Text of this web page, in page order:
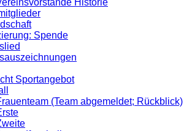
Historie
Spende
Sportangebot
(Team abgemeldet; Rückblick)